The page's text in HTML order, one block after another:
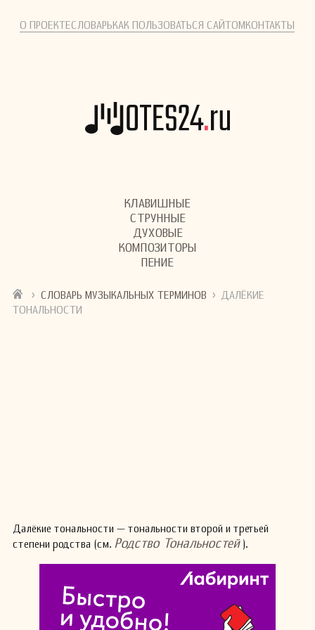
О ПРОЕКТЕСЛОВАРЬКАК ПОЛЬЗОВАТЬСЯ САЙТОМКОНТАКТЫ
КЛАВИШНЫЕ
СТРУННЫЕ
ДУХОВЫЕ
КОМПОЗИТОРЫ
ПЕНИЕ
› СЛОВАРЬ МУЗЫКАЛЬНЫХ ТЕРМИНОВ › ДАЛЁКИЕ
ТОНАЛЬНОСТИ
Далёкие тональности — тональности второй и третьей
степени родства (см. Родство Тональностей ).